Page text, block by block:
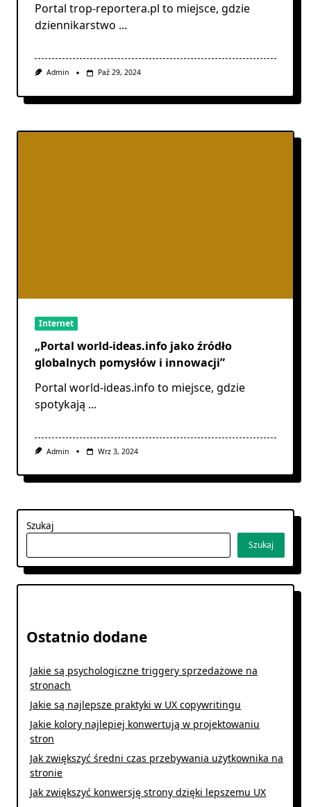
Portal trop-reportera.pl to miejsce, gdzie
dziennikarstwo ...
Admin Paź 29, 2024
Internet
„Portal world-ideas.info jako źródło
globalnych pomysłów i innowacji”
Portal world-ideas.info to miejsce, gdzie
spotykają ...
Admin Wrz 3, 2024
Szukaj
Szukaj
Ostatnio dodane
Jakie są psychologiczne triggery sprzedażowe na
stronach
Jakie są najlepsze praktyki w UX copywritingu
Jakie kolory najlepiej konwertują w projektowaniu
stron
Jak zwiększyć średni czas przebywania użytkownika na
stronie
Jak zwiększyć konwersję strony dzięki lepszemu UX